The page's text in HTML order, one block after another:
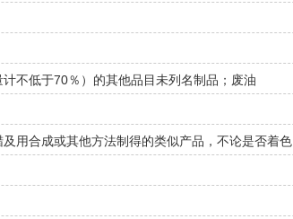
不低于70％）的其他品目未列名制品；废油
用合成或其他方法制得的类似产品，不论是否着色